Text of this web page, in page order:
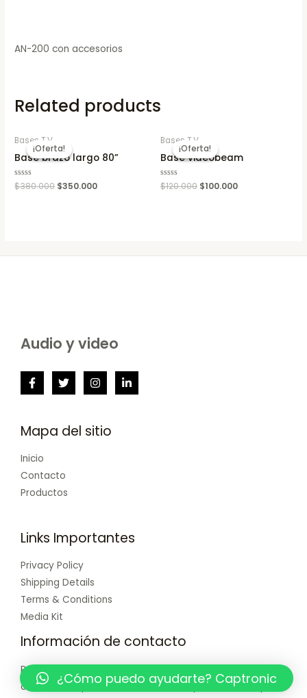
AN-200 con accesorios
Related products
¡Oferta!
¡Oferta!
Bases T.V.
Basé brazo largo 80”
Rated
0
$380.000 $350.000
¡Oferta!
¡Oferta!
Bases T.V.
Base videobeam
Rated
0
$120.000 $100.000
Audio y video
Mapa del sitio
Inicio
Contacto
Productos
Links Importantes
Privacy Policy
Shipping Details
Terms & Conditions
Media Kit
Información de contacto
Puede contactar con nosotros de la forma que sea
conveniente para usted. Estamos disponibles 24/7 por
¿Cómo puedo ayudarte? Captronic